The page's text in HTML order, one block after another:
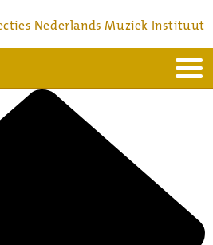
Nederlands Muziek Instituut